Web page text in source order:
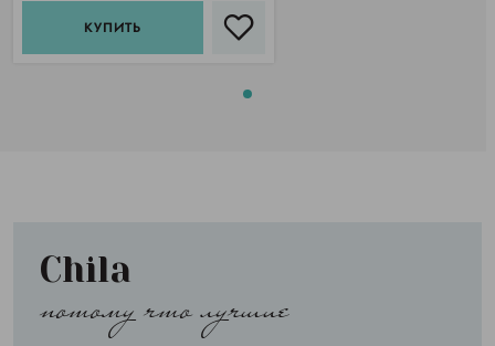
КУПИТЬ
Chila
потому что лучшие